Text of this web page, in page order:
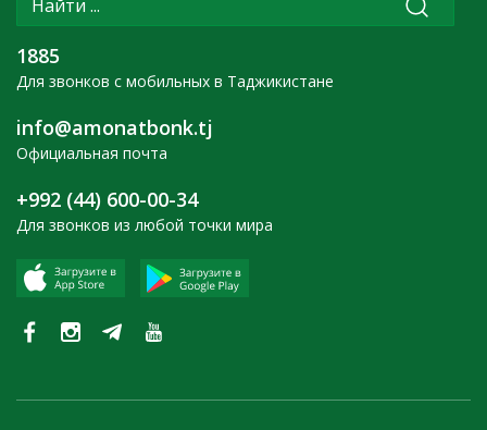
1885
Для звонков с мобильных в Таджикистане
info@amonatbonk.tj
Официальная почта
+992 (44) 600-00-34
Для звонков из любой точки мира